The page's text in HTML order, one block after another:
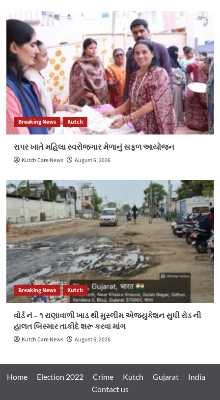
Breaking News Kutch
રાપર ખાતે મહિલા સ્વરોજગાર મેળાનું સફળ આયોજન
Kutch Care News August 6, 2026
Breaking News Kutch
વોર્ડ નં – ૧ રાણાવાળી ખાડ થી મુસ્લીમ એજ્યુકેશન સુધી રોડ ની
હાલત બિસ્માર તાકીદે શરૂ કરવા માંગ
Kutch Care News August 6, 2026
Home Election 2022 Crime Kutch Gujarat
India
Contact us